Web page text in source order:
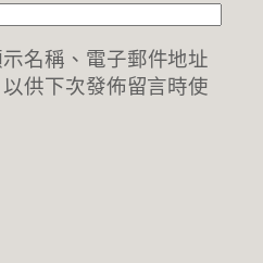
名稱、電子郵件地址
供下次發佈留言時使